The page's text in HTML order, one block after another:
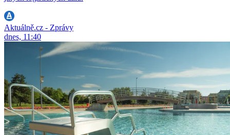
Aktuálně.cz - Zprávy
dnes, 11:40